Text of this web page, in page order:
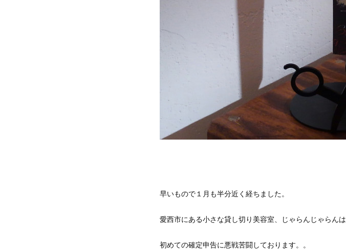
早いもので１月も半分近く経ちました。
愛西市にある小さな貸し切り美容室、じゃらんじゃらんは
初めての確定申告に悪戦苦闘しております。。